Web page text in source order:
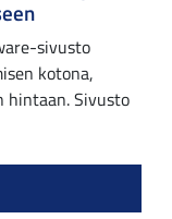
sivusto
kotona,
hintaan. Sivusto